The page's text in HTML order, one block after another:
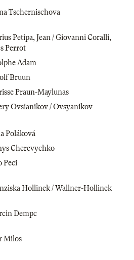
Tschernischova
Petipa, Jean / Giovanni Coralli,
Perrot
Adam
Bruun
Praun-Maylunas
Ovsianikov / Ovsyanikov
Poláková
Cherevychko
Peci
Hollinek / Wallner-Hollinek
Dempc
Milos